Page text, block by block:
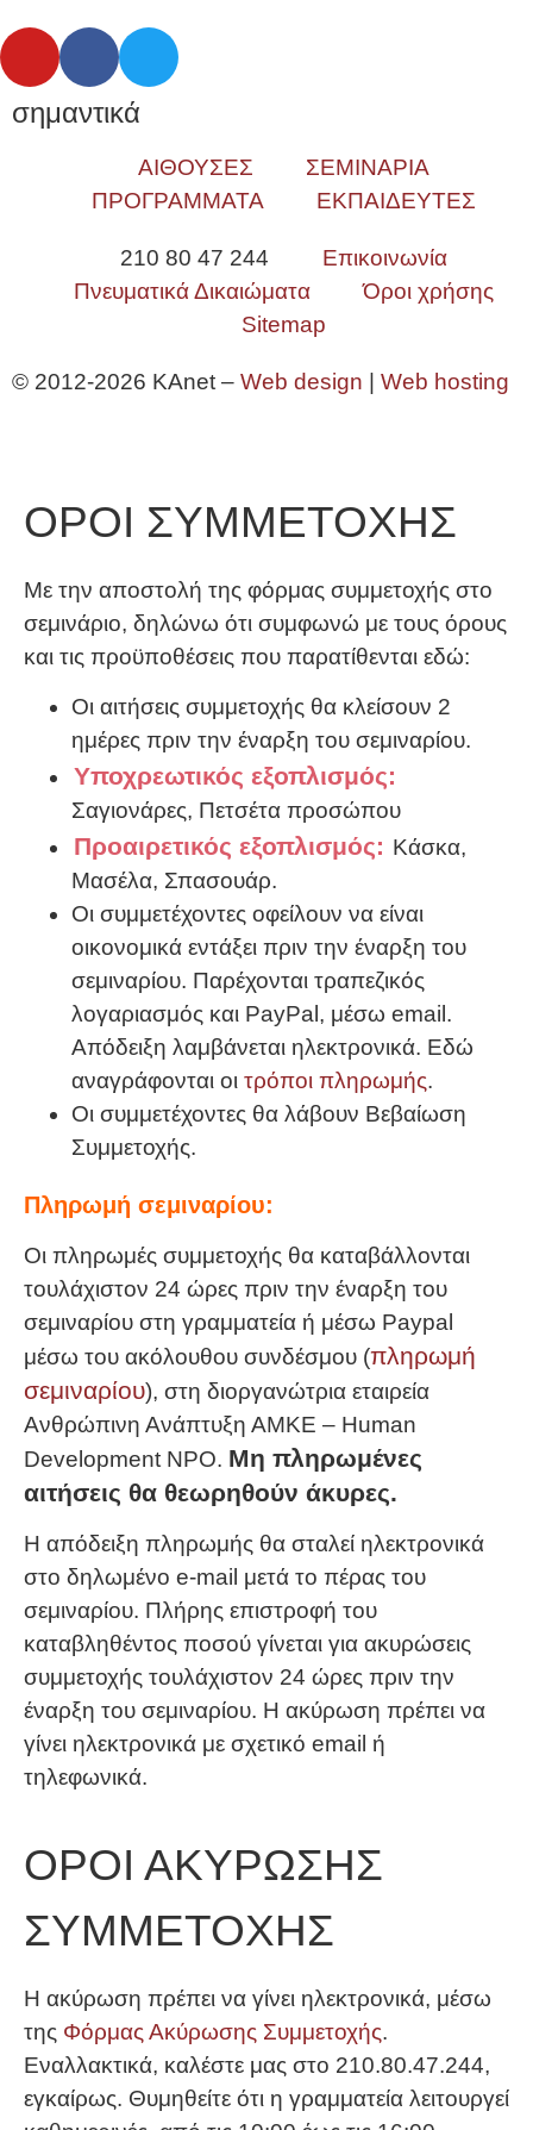
σημαντικά
ΑΙΘΟΥΣΕΣ
ΣΕΜΙΝΑΡΙΑ
ΠΡΟΓΡΑΜΜΑΤΑ
ΕΚΠΑΙΔΕΥΤΕΣ
210 80 47 244
Επικοινωνία
Πνευματικά Δικαιώματα
Όροι χρήσης
Sitemap
© 2012-2026 KAnet – Web design | Web hosting
ΟΡΟΙ ΣΥΜΜΕΤΟΧΗΣ
Με την αποστολή της φόρμας συμμετοχής στο
σεμινάριο, δηλώνω ότι συμφωνώ με τους όρους
και τις προϋποθέσεις που παρατίθενται εδώ:
Οι αιτήσεις συμμετοχής θα κλείσουν 2
ημέρες πριν την έναρξη του σεμιναρίου.
Υποχρεωτικός εξοπλισμός:
Σαγιονάρες, Πετσέτα προσώπου
Προαιρετικός εξοπλισμός: Κάσκα,
Μασέλα, Σπασουάρ.
Οι συμμετέχοντες οφείλουν να είναι
οικονομικά εντάξει πριν την έναρξη του
σεμιναρίου. Παρέχονται τραπεζικός
λογαριασμός και PayPal, μέσω email.
Απόδειξη λαμβάνεται ηλεκτρονικά. Εδώ
αναγράφονται οι τρόποι πληρωμής.
Οι συμμετέχοντες θα λάβουν Βεβαίωση
Συμμετοχής.
Πληρωμή σεμιναρίου:
Οι πληρωμές συμμετοχής θα καταβάλλονται
τουλάχιστον 24 ώρες πριν την έναρξη του
σεμιναρίου στη γραμματεία ή μέσω Paypal
μέσω του ακόλουθου συνδέσμου (πληρωμή
σεμιναρίου), στη διοργανώτρια εταιρεία
Ανθρώπινη Ανάπτυξη ΑΜΚΕ – Human
Development NPO. Μη πληρωμένες
αιτήσεις θα θεωρηθούν άκυρες.
Η απόδειξη πληρωμής θα σταλεί ηλεκτρονικά
στο δηλωμένο e-mail μετά το πέρας του
σεμιναρίου. Πλήρης επιστροφή του
καταβληθέντος ποσού γίνεται για ακυρώσεις
συμμετοχής τουλάχιστον 24 ώρες πριν την
έναρξη του σεμιναρίου. Η ακύρωση πρέπει να
γίνει ηλεκτρονικά με σχετικό email ή
τηλεφωνικά.
ΟΡΟΙ ΑΚΥΡΩΣΗΣ
ΣΥΜΜΕΤΟΧΗΣ
Η ακύρωση πρέπει να γίνει ηλεκτρονικά, μέσω
της Φόρμας Ακύρωσης Συμμετοχής.
Εναλλακτικά, καλέστε μας στο 210.80.47.244,
εγκαίρως. Θυμηθείτε ότι η γραμματεία λειτουργεί